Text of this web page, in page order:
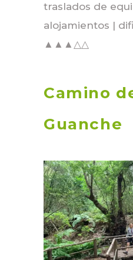
traslados de
alojamientos |
▲▲▲△△
Camino
Guanche